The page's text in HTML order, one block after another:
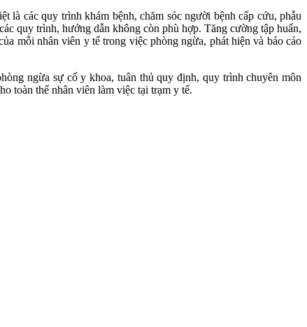
là các quy trình khám bệnh, chăm sóc người bệnh cấp cứu, phẫu
quy trình, hướng dẫn không còn phù hợp. Tăng cường tập huấn,
mỗi nhân viên y tế trong việc phòng ngừa, phát hiện và báo cáo
ngừa sự cố y khoa, tuân thủ quy định, quy trình chuyên môn
toàn thể nhân viên làm việc tại trạm y tế.